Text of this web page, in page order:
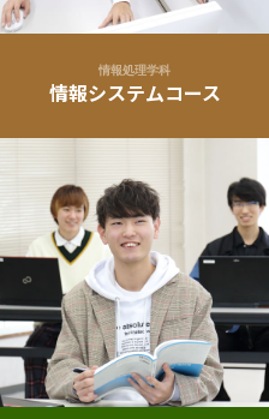
情報処理学科
情報システムコース